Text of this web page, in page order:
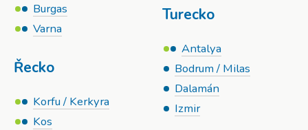
Burgas
Varna
Řecko
Korfu / Kerkyra
Kos
Turecko
Antalya
Bodrum / Milas
Dalamán
Izmir